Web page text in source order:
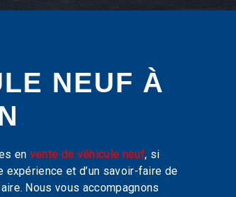
NEUF À
en vente de véhicule neuf, si
expérience et d’un savoir-faire de
Nous vous accompagnons